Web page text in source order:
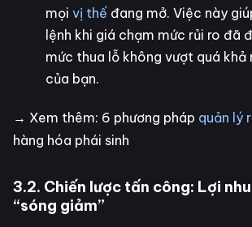
mọi vị thế đang mở. Việc này
lệnh khi giá chạm mức rủi ro đã
mức thua lỗ không vượt quá khả
của bạn.
→ Xem thêm: 6 phương pháp quản lý
hàng hóa phái sinh
3.2. Chiến lược tấn công: Lợi
“sóng giảm”